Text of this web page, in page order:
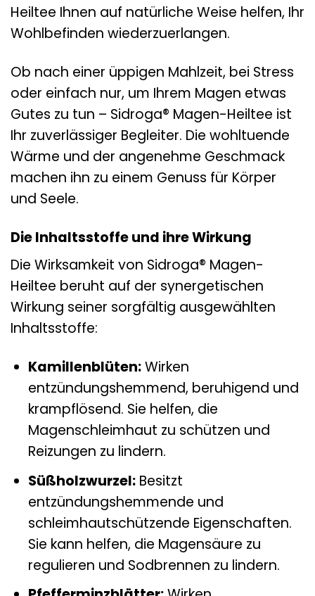
Heiltee Ihnen auf natürliche Weise helfen, Ihr
Wohlbefinden wiederzuerlangen.
Ob nach einer üppigen Mahlzeit, bei Stress
oder einfach nur, um Ihrem Magen etwas
Gutes zu tun – Sidroga® Magen-Heiltee ist
Ihr zuverlässiger Begleiter. Die wohltuende
Wärme und der angenehme Geschmack
machen ihn zu einem Genuss für Körper
und Seele.
Die Inhaltsstoffe und ihre Wirkung
Die Wirksamkeit von Sidroga® Magen-
Heiltee beruht auf der synergetischen
Wirkung seiner sorgfältig ausgewählten
Inhaltsstoffe:
Kamillenblüten:Wirken
entzündungshemmend, beruhigend und
krampflösend. Sie helfen, die
Magenschleimhaut zu schützen und
Reizungen zu lindern.
Süßholzwurzel:Besitzt
entzündungshemmende und
schleimhautschützende Eigenschaften.
Sie kann helfen, die Magensäure zu
regulieren und Sodbrennen zu lindern.